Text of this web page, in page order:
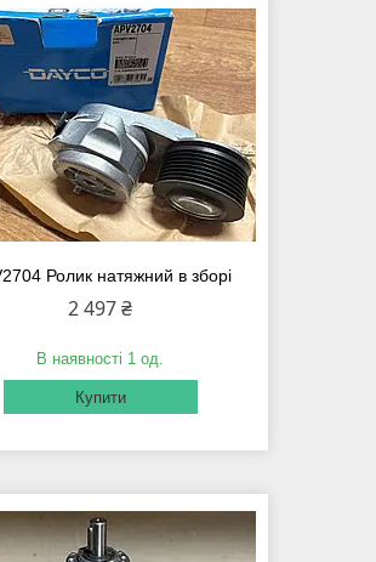
Ролик натяжний в зборі
2 497 ₴
В наявності 1 од.
Купити